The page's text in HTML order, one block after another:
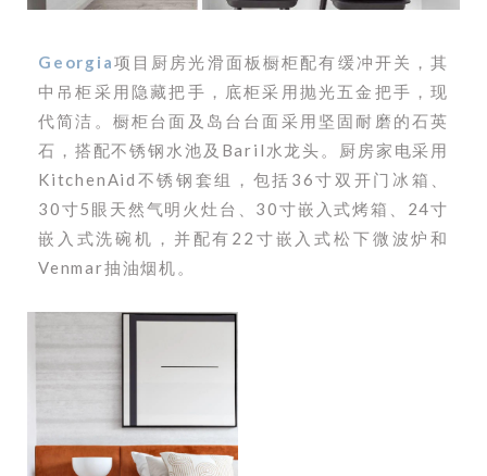
Georgia项目厨房光滑面板橱柜配有缓冲开关，其
中吊柜采用隐藏把手，底柜采用抛光五金把手，现
代简洁。橱柜台面及岛台台面采用坚固耐磨的石英
石，搭配不锈钢水池及Baril水龙头。厨房家电采用
KitchenAid不锈钢套组，包括36寸双开门冰箱、
30寸5眼天然气明火灶台、30寸嵌入式烤箱、24寸
嵌入式洗碗机，并配有22寸嵌入式松下微波炉和
Venmar抽油烟机。